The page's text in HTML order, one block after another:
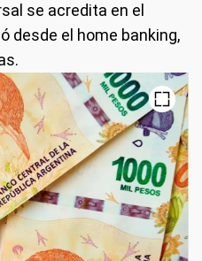
se acredita en el
desde el home banking,